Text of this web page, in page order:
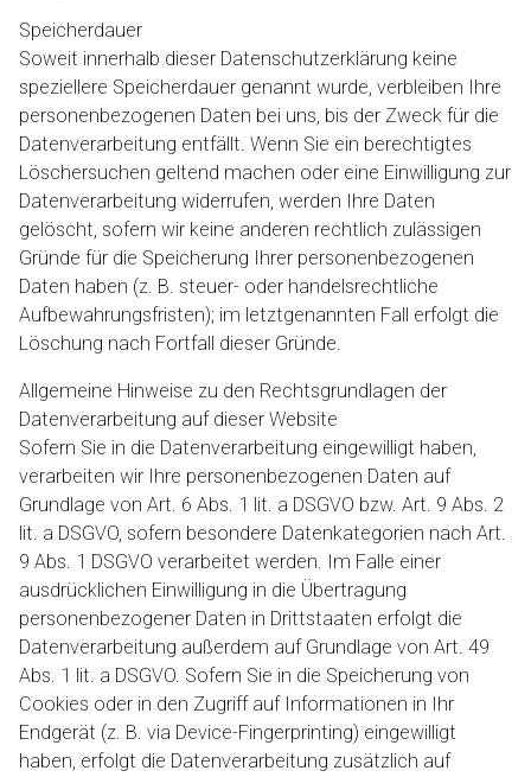
Speicherdauer
Soweit innerhalb dieser Datenschutzerklärung keine
speziellere Speicherdauer genannt wurde, verbleiben Ihre
personenbezogenen Daten bei uns, bis der Zweck für die
Datenverarbeitung entfällt. Wenn Sie ein berechtigtes
Löschersuchen geltend machen oder eine Einwilligung zur
Datenverarbeitung widerrufen, werden Ihre Daten
gelöscht, sofern wir keine anderen rechtlich zulässigen
Gründe für die Speicherung Ihrer personenbezogenen
Daten haben (z. B. steuer- oder handelsrechtliche
Aufbewahrungsfristen); im letztgenannten Fall erfolgt die
Löschung nach Fortfall dieser Gründe.
Allgemeine Hinweise zu den Rechtsgrundlagen der
Datenverarbeitung auf dieser Website
Sofern Sie in die Datenverarbeitung eingewilligt haben,
verarbeiten wir Ihre personenbezogenen Daten auf
Grundlage von Art. 6 Abs. 1 lit. a DSGVO bzw. Art. 9 Abs. 2
lit. a DSGVO, sofern besondere Datenkategorien nach Art.
9 Abs. 1 DSGVO verarbeitet werden. Im Falle einer
ausdrücklichen Einwilligung in die Übertragung
personenbezogener Daten in Drittstaaten erfolgt die
Datenverarbeitung außerdem auf Grundlage von Art. 49
Abs. 1 lit. a DSGVO. Sofern Sie in die Speicherung von
Cookies oder in den Zugriff auf Informationen in Ihr
Endgerät (z. B. via Device-Fingerprinting) eingewilligt
haben, erfolgt die Datenverarbeitung zusätzlich auf